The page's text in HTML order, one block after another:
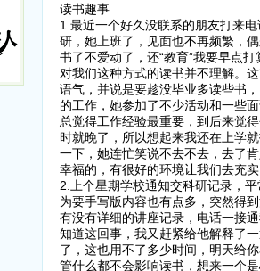
读书趣事
1.最近一个好久没联系的朋友打来
研，她上班了，见面也不再频繁，
书了不爱动了，还“教育”我要早点
对我们这种方式的读书并不理解。
语气，并说是要趁没毕业多读些书
的工作，她参加了不少活动和一些
总觉得工作经验最重要，到后来觉
时就晚了，所以想起来我还在上学
一下，她连忙笑说不去不去，去了
幸福的，有很好的环境让我们去充
2.上个星期学校通知交科研记录，
为要手写版内容也有点多，突然得
有没有详细的讲座记录，电话一接
知道这回事，我又赶紧给他解释了
了，这也用不了多少时间，明天给
管什么都不会影响读书，想来一个